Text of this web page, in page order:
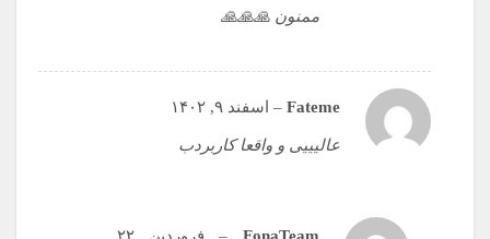
ممنون 🙏🙏🙏
Fateme
– اسفند ۹, ۱۴۰۲
عالیییی و واقعا کاربردب